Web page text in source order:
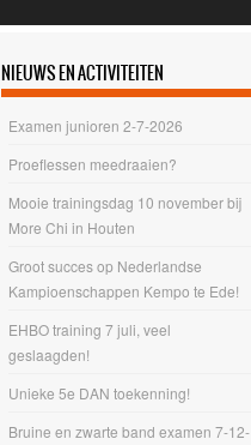
NIEUWS EN ACTIVITEITEN
Examen junioren 2-7-2026
Proeflessen meedraaien?
Mooie trainingsdag 10 november bij
More Chi in Houten
Groot succes op Nederlandse
Kampioenschappen Kempo te Ede!
EHBO training 7 juli, veel
geslaagden!
Unieke 5e DAN toekenning!
Bruine en zwarte band examen 7-12-